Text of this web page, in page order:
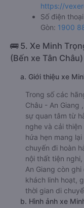
https://
Số điện
Gòn: 1900
🚌 5. Xe Minh
(Bến xe Tân Châu)
a. Giới thiệu xe
Trong số các
Châu - An Giang
sự quan tâm từ
nghe và cải
hứa hẹn mang
chuyến đi hoàn
nội thất tiện
An Giang còn
khách linh hoạt,
thời gian di
b. Hình ảnh xe